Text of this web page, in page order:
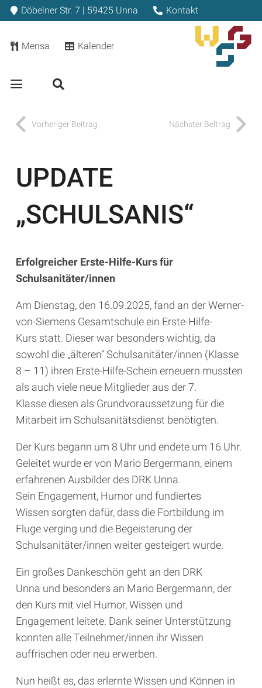
Döbelner Str. 7 | 59425 Unna Kontakt
Mensa Kalender
Vorheriger Beitrag Nächster Beitrag
UPDATE
„SCHULSANIS“
Erfolgreicher Erste-Hilfe-Kurs für
Schulsanitäter/innen
Am Dienstag, den 16.09.2025, fand an der Werner-
von-Siemens Gesamtschule ein Erste-Hilfe-
Kurs statt. Dieser war besonders wichtig, da
sowohl die „älteren“ Schulsanitäter/innen (Klasse
8 – 11) ihren Erste-Hilfe-Schein erneuern mussten
als auch viele neue Mitglieder aus der 7.
Klasse diesen als Grundvoraussetzung für die
Mitarbeit im Schulsanitätsdienst benötigten.
Der Kurs begann um 8 Uhr und endete um 16 Uhr.
Geleitet wurde er von Mario Bergermann, einem
erfahrenen Ausbilder des DRK Unna.
Sein Engagement, Humor und fundiertes
Wissen sorgten dafür, dass die Fortbildung im
Fluge verging und die Begeisterung der
Schulsanitäter/innen weiter gesteigert wurde.
Ein großes Dankeschön geht an den DRK
Unna und besonders an Mario Bergermann, der
den Kurs mit viel Humor, Wissen und
Engagement leitete. Dank seiner Unterstützung
konnten alle Teilnehmer/innen ihr Wissen
auffrischen oder neu erwerben.
Nun heißt es, das erlernte Wissen und Können in